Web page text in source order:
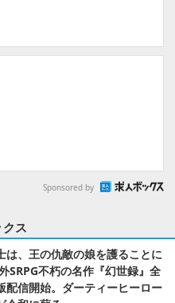
Sponsored by
クス
は、王の仇敵の娘を護ることに
SRPG不朽の名作『幻世録』全
配信開始。ダーティーヒーロー